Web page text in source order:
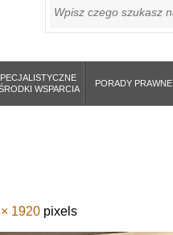
WSPARCIA
PORADY PRAWNE
1920 pixels